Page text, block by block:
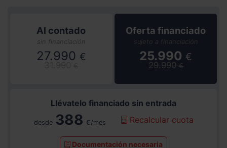
Al contado
sin financiación
27.990 €
Oferta financiado
sujeto a financiación
25.990 €
29.990€
Llévatelo financiado sin entrada
desde 388 €/mes Recalcular cuota
Documentación necesaria